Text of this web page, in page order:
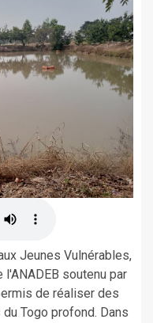
Jeunes Vulnérables,
l'ANADEB soutenu par
de réaliser des
Togo profond. Dans